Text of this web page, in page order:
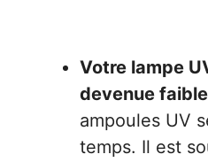
Votre lampe
devenue faible
ampoules UV
temps. Il est